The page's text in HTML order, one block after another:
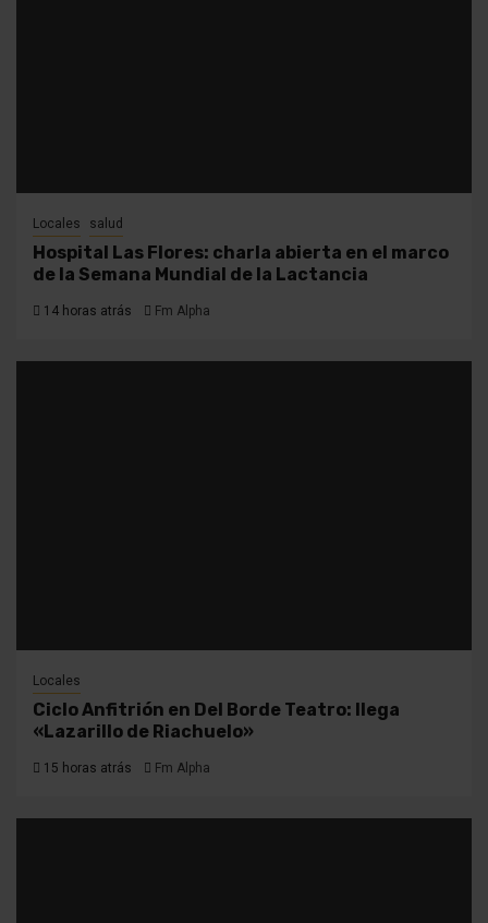
Locales salud
Hospital Las Flores: charla abierta en el marco
de la Semana Mundial de la Lactancia
14 horas atrás Fm Alpha
Locales
Ciclo Anfitrión en Del Borde Teatro: llega
«Lazarillo de Riachuelo»
15 horas atrás Fm Alpha